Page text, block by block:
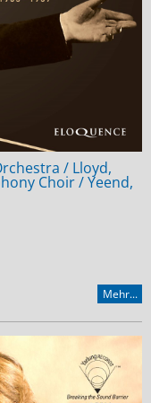
/ Lloyd,
Choir / Yeend,
Mehr...